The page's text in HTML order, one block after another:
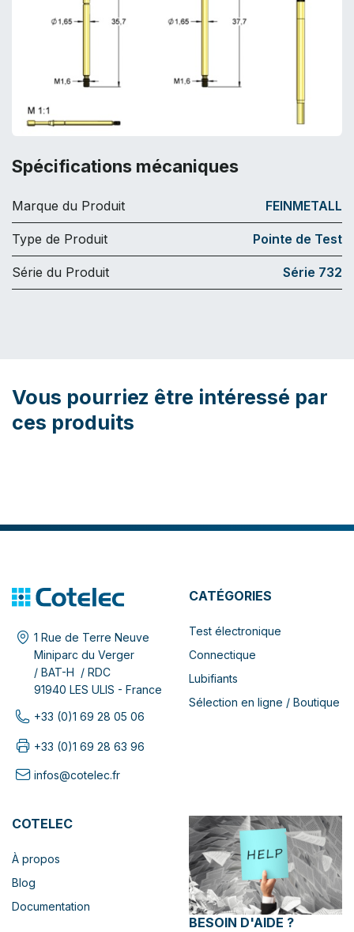
Spécifications mécaniques
Marque du Produit FEINMETALL
Type de Produit Pointe de Test
Série du Produit Série 732
Vous pourriez être intéressé par
ces produits
1 Rue de Terre Neuve
Miniparc du Verger
/ BAT-H / RDC
91940 LES ULIS - France
+33 (0)1 69 28 05 06
+33 (0)1 69 28 63 96
infos@cotelec.fr
CATÉGORIES
Test électronique
Connectique
Lubifiants
Sélection en ligne / Boutique
COTELEC
À propos
Blog
Documentation
BESOIN D'AIDE ?